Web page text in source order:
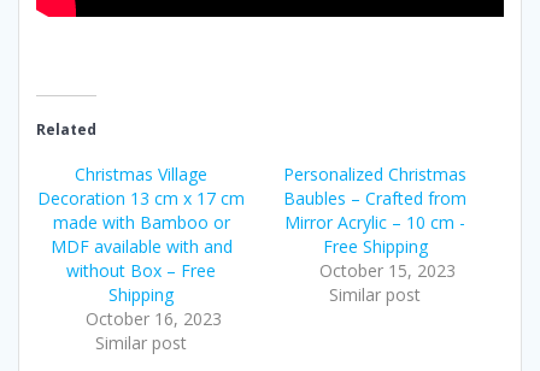
Related
Christmas Village
Decoration 13 cm x 17 cm
made with Bamboo or
MDF available with and
without Box – Free
Shipping
October 16, 2023
Similar post
Personalized Christmas
Baubles – Crafted from
Mirror Acrylic – 10 cm -
Free Shipping
October 15, 2023
Similar post